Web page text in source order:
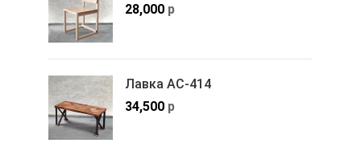
28,000 р
Лавка АС-414
34,500 р